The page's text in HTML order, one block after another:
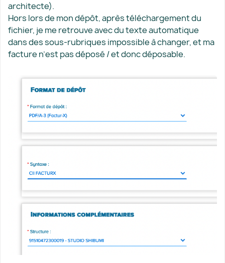
architecte).
Hors lors de mon dépôt, après téléchargement du
fichier, je me retrouve avec du texte automatique
dans des sous-rubriques impossible à changer, et ma
facture n’est pas déposé / et donc déposable.